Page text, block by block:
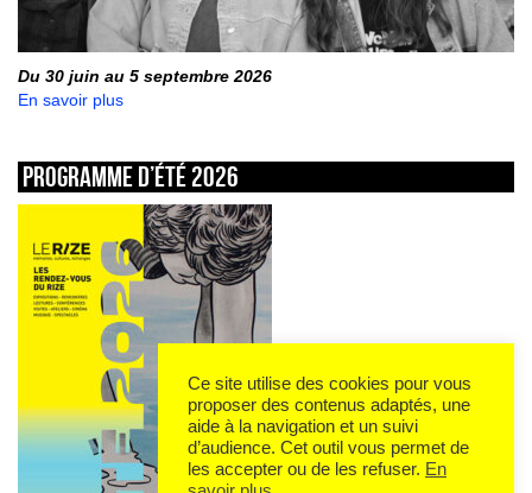
Du 30 juin au 5 septembre 2026
En savoir plus
Programme d’été 2026
Ce site utilise des cookies pour vous
proposer des contenus adaptés, une
aide à la navigation et un suivi
d’audience. Cet outil vous permet de
les accepter ou de les refuser. En